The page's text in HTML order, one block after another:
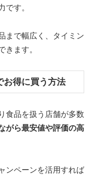
です。
まで幅広く、タイミン
きます。
お得に買う方法
食品を扱う店舗が多数
がら最安値や評価の高
ンペーンを活用すれば